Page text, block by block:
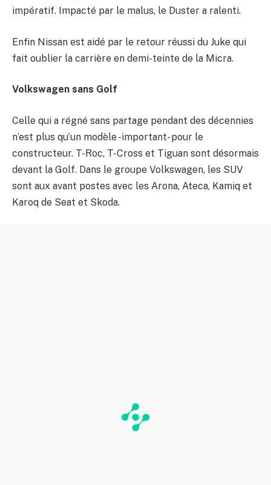
impératif. Impacté par le malus, le Duster a ralenti.
Enfin Nissan est aidé par le retour réussi du Juke qui
fait oublier la carrière en demi-teinte de la Micra.
Volkswagen sans Golf
Celle qui a régné sans partage pendant des décennies
n’est plus qu’un modèle -important- pour le
constructeur. T-Roc, T-Cross et Tiguan sont désormais
devant la Golf. Dans le groupe Volkswagen, les SUV
sont aux avant postes avec les Arona, Ateca, Kamiq et
Karoq de Seat et Skoda.